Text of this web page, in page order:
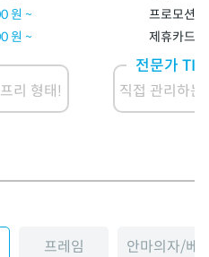
원 ~
원 ~
리 형태!
프로모션
제휴카드
전문가 TIP
직접 관리하
프레임 안마의자/베